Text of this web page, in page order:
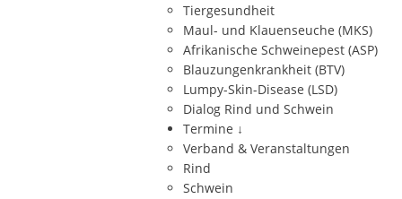
Tiergesundheit
Maul- und Klauenseuche (MKS)
Afrikanische Schweinepest (ASP)
Blauzungenkrankheit (BTV)
Lumpy-Skin-Disease (LSD)
Dialog Rind und Schwein
Termine ↓
Verband & Veranstaltungen
Rind
Schwein